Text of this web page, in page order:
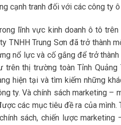
cạnh tranh đối với các công ty ô
lĩnh vực kinh doanh ô tô
TNHH Trung Sơn đã trở thành
nổ lực và cố gắng để trở
trên thị trường toàn Tỉnh
hiện tại và tìm kiếm những
ty. Và chính sách marketing –
các mục tiêu đề ra của mình.
sách, chiến lược